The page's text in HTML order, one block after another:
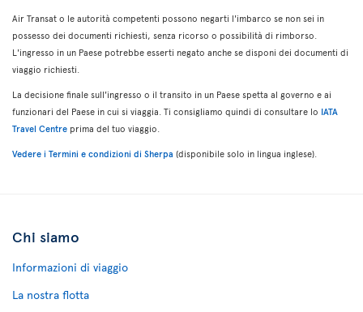
Air Transat o le autorità competenti possono negarti l'imbarco se non sei in
possesso dei documenti richiesti, senza ricorso o possibilità di rimborso.
L'ingresso in un Paese potrebbe esserti negato anche se disponi dei documenti di
viaggio richiesti.
La decisione finale sull'ingresso o il transito in un Paese spetta al governo e ai
funzionari del Paese in cui si viaggia. Ti consigliamo quindi di consultare lo IATA
Travel Centre prima del tuo viaggio.
Vedere i Termini e condizioni di Sherpa (disponibile solo in lingua inglese).
Chi siamo
Informazioni di viaggio
La nostra flotta